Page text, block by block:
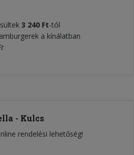
3 240 Ft-tól
a kínálatban
- Kulcs
rendelési lehetőség!